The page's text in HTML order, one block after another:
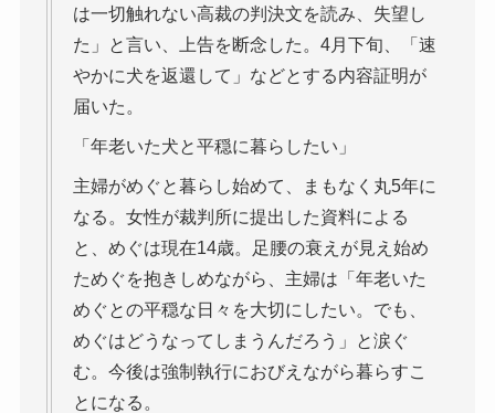
は一切触れない高裁の判決文を読み、失望し
た」と言い、上告を断念した。4月下旬、「速
やかに犬を返還して」などとする内容証明が
届いた。
「年老いた犬と平穏に暮らしたい」
主婦がめぐと暮らし始めて、まもなく丸5年に
なる。女性が裁判所に提出した資料による
と、めぐは現在14歳。足腰の衰えが見え始め
ためぐを抱きしめながら、主婦は「年老いた
めぐとの平穏な日々を大切にしたい。でも、
めぐはどうなってしまうんだろう」と涙ぐ
む。今後は強制執行におびえながら暮らすこ
とになる。